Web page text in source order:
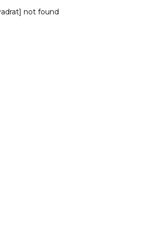
not found